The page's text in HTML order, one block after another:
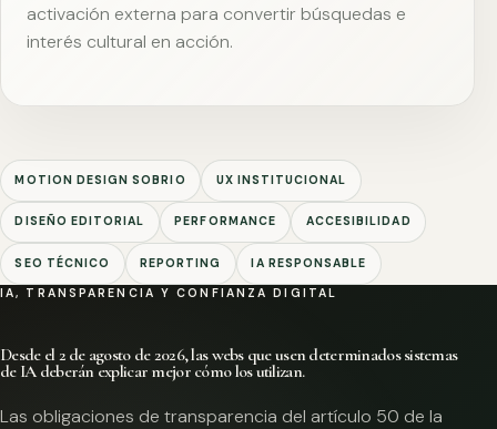
activación externa para convertir búsquedas e
interés cultural en acción.
MOTION DESIGN SOBRIO UX INSTITUCIONAL
DISEÑO EDITORIAL PERFORMANCE ACCESIBILIDAD
SEO TÉCNICO REPORTING IA RESPONSABLE
IA, TRANSPARENCIA Y CONFIANZA DIGITAL
Desde el 2 de agosto de 2026, las webs que usen determinados sistemas
de IA deberán explicar mejor cómo los utilizan.
Las obligaciones de transparencia del artículo 50 de la